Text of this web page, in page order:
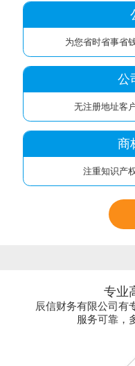
为您省时省事省
公
无注册地址客
商
注重知识产
专业
辰信财务有限公司有
服务可靠，